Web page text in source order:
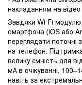
накладанням на відео
Завдяки Wi-Fi
смартфона (iOS або
переглядати поточні
на телефон.
велику ємність для
мА в очікуванні,
навіть за